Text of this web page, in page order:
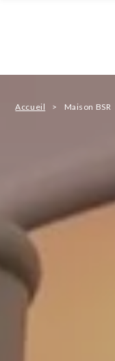
Accueil Maison BSR